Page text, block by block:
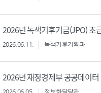
2026년 녹색기후기금(JPO) 초
2026.06.11. 녹색기후기획과
2026년 재정경제부 공공데이